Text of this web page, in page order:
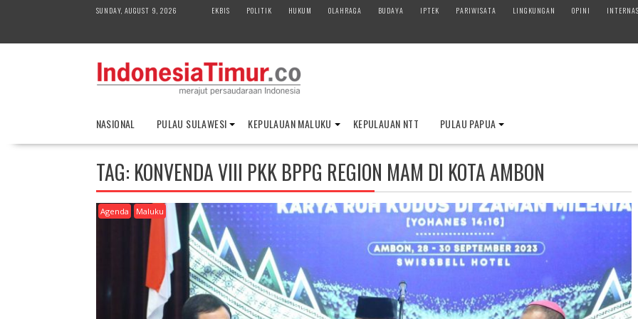
SUNDAY, AUGUST 9, 2026 EKBIS POLITIK HUKUM OLAHRAGA BUDAYA IPTEK PARIWISATA LINGKUNGAN OPINI
NASIONAL PULAU SULAWESI KEPULAUAN MALUKU KEPULAUAN NTT PULAU PAPUA
TAG: KONVENDA VIII PKK BPPG REGION MAM DI KOTA AMBON
Agenda Maluku